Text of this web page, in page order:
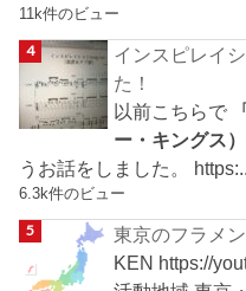
11k件のビュー
インスピレイ
た！
以前こちらで
ー・キングス
うお話をしました。
6.3k件のビュー
東京のフラメ
KEN https://